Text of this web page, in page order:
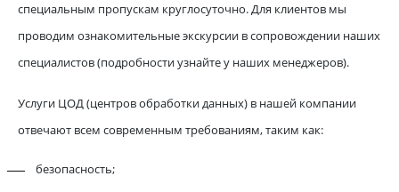
специальным пропускам круглосуточно. Для клиентов мы
проводим ознакомительные экскурсии в сопровождении наших
специалистов (подробности узнайте у наших менеджеров).
Услуги ЦОД (центров обработки данных) в нашей компании
отвечают всем современным требованиям, таким как:
безопасность;